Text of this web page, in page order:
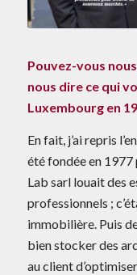
Pouvez-vous
nous dire ce qui
Luxembourg en
En fait, j’ai repris
été fondée en 1977
Lab sarl louait des
professionnels ;
immobilière. Puis
bien stocker des
au client